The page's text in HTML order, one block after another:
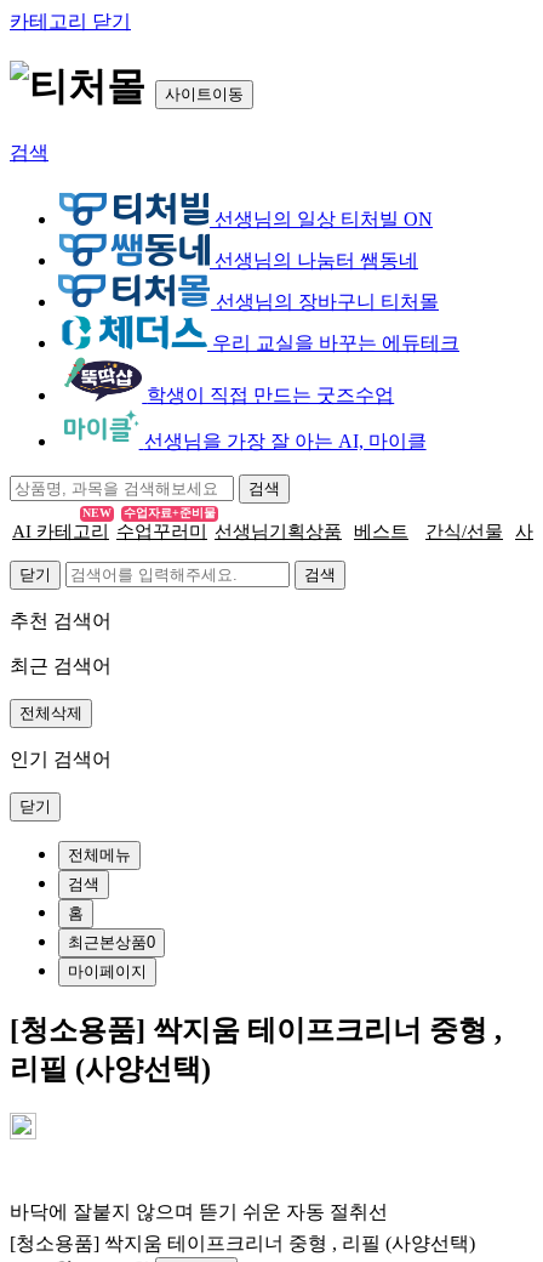
카테고리 닫기
사이트이동
검색
선생님의 일상 티처빌 ON
선생님의 나눔터 쌤동네
선생님의 장바구니 티처몰
우리 교실을 바꾸는 에듀테크
학생이 직접 만드는 굿즈수업
선생님을 가장 잘 아는 AI, 마이클
AI 카테고리
NEW
수업꾸러미
수업자료+준비물
선생님기획상품 베스트 간식/선물 사
닫기
추천 검색어
최근 검색어
전체삭제
인기 검색어
닫기
전체메뉴
검색
홈
최근본상품0
마이페이지
[청소용품] 싹지움 테이프크리너 중형 ,
리필 (사양선택)
바닥에 잘붙지 않으며 뜯기 쉬운 자동 절취선
[청소용품] 싹지움 테이프크리너 중형 , 리필 (사양선택)